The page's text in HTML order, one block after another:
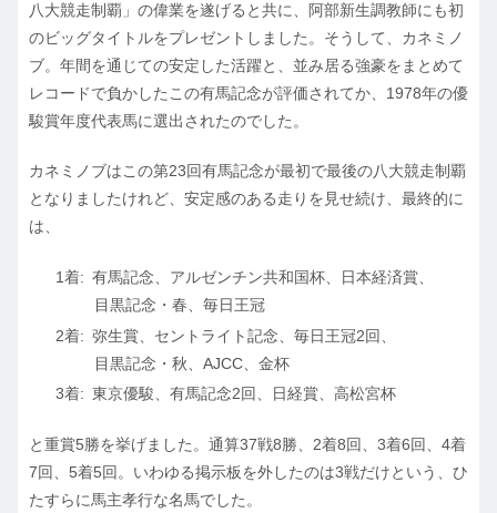
八大競走制覇」の偉業を遂げると共に、阿部新生調教師にも初
のビッグタイトルをプレゼントしました。そうして、カネミノ
ブ。年間を通じての安定した活躍と、並み居る強豪をまとめて
レコードで負かしたこの有馬記念が評価されてか、1978年の優
駿賞年度代表馬に選出されたのでした。
カネミノブはこの第23回有馬記念が最初で最後の八大競走制覇
となりましたけれど、安定感のある走りを見せ続け、最終的に
は、
有馬記念、アルゼンチン共和国杯、日本経済賞、
目黒記念・春、毎日王冠
弥生賞、セントライト記念、毎日王冠2回、
目黒記念・秋、AJCC、金杯
東京優駿、有馬記念2回、日経賞、高松宮杯
と重賞5勝を挙げました。通算37戦8勝、2着8回、3着6回、4着
7回、5着5回。いわゆる掲示板を外したのは3戦だけという、ひ
たすらに馬主孝行な名馬でした。